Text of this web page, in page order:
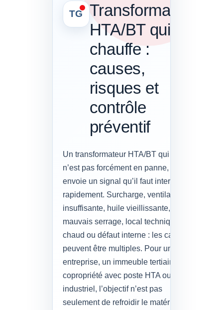
TG
Transformateur
HTA/BT qui
chauffe :
causes,
risques et
contrôle
préventif
Un transformateur HTA/BT qui chauffe
n’est pas forcément en panne, mais il
envoie un signal qu’il faut interpréter
rapidement. Surcharge, ventilation
insuffisante, huile vieillissante,
mauvais serrage, local technique trop
chaud ou défaut interne : les causes
peuvent être multiples. Pour une
entreprise, un immeuble tertiaire, une
copropriété avec poste HTA ou un site
industriel, l’objectif n’est pas
seulement de refroidir le matériel. Il